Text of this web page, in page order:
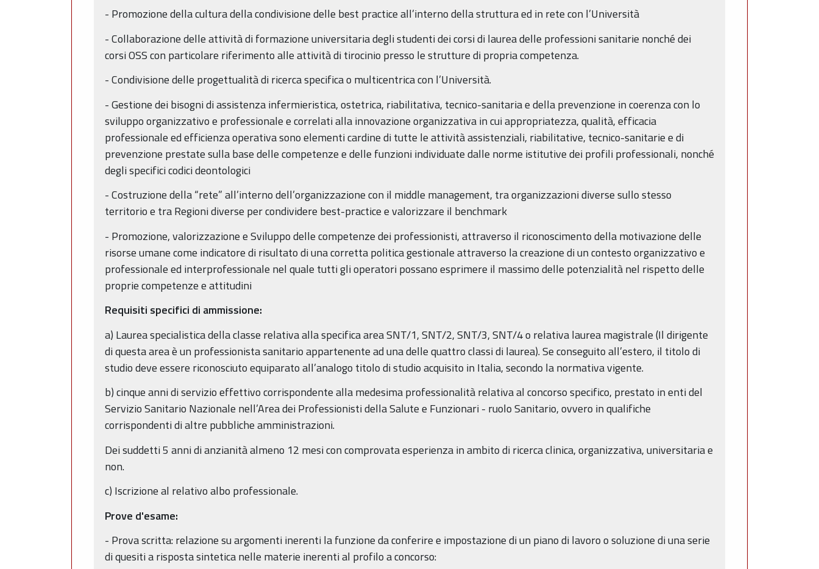
- Promozione della cultura della condivisione delle best practice all’interno della struttura ed in rete con l’Università
- Collaborazione delle attività di formazione universitaria degli studenti dei corsi di laurea delle professioni sanitarie nonché dei
corsi OSS con particolare riferimento alle attività di tirocinio presso le strutture di propria competenza.
- Condivisione delle progettualità di ricerca specifica o multicentrica con l’Università.
- Gestione dei bisogni di assistenza infermieristica, ostetrica, riabilitativa, tecnico-sanitaria e della prevenzione in coerenza con lo
sviluppo organizzativo e professionale e correlati alla innovazione organizzativa in cui appropriatezza, qualità, efficacia
professionale ed efficienza operativa sono elementi cardine di tutte le attività assistenziali, riabilitative, tecnico-sanitarie e di
prevenzione prestate sulla base delle competenze e delle funzioni individuate dalle norme istitutive dei profili professionali, nonché
degli specifici codici deontologici
- Costruzione della “rete” all’interno dell’organizzazione con il middle management, tra organizzazioni diverse sullo stesso
territorio e tra Regioni diverse per condividere best-practice e valorizzare il benchmark
- Promozione, valorizzazione e Sviluppo delle competenze dei professionisti, attraverso il riconoscimento della motivazione delle
risorse umane come indicatore di risultato di una corretta politica gestionale attraverso la creazione di un contesto organizzativo e
professionale ed interprofessionale nel quale tutti gli operatori possano esprimere il massimo delle potenzialità nel rispetto delle
proprie competenze e attitudini
Requisiti specifici di ammissione:
a) Laurea specialistica della classe relativa alla specifica area SNT/1, SNT/2, SNT/3, SNT/4 o relativa laurea magistrale (Il dirigente
di questa area è un professionista sanitario appartenente ad una delle quattro classi di laurea). Se conseguito all’estero, il titolo di
studio deve essere riconosciuto equiparato all’analogo titolo di studio acquisito in Italia, secondo la normativa vigente.
b) cinque anni di servizio effettivo corrispondente alla medesima professionalità relativa al concorso specifico, prestato in enti del
Servizio Sanitario Nazionale nell’Area dei Professionisti della Salute e Funzionari - ruolo Sanitario, ovvero in qualifiche
corrispondenti di altre pubbliche amministrazioni.
Dei suddetti 5 anni di anzianità almeno 12 mesi con comprovata esperienza in ambito di ricerca clinica, organizzativa, universitaria e
non.
c) Iscrizione al relativo albo professionale.
Prove d'esame:
- Prova scritta: relazione su argomenti inerenti la funzione da conferire e impostazione di un piano di lavoro o soluzione di una serie
di quesiti a risposta sintetica nelle materie inerenti al profilo a concorso: